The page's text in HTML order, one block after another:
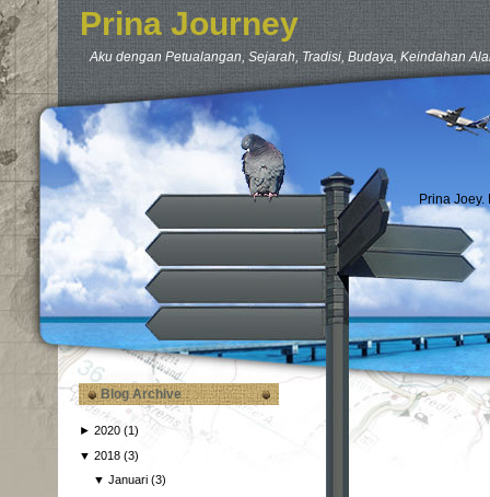
Prina Journey
Aku dengan Petualangan, Sejarah, Tradisi, Budaya, Keindahan
Prina
Blog Archive
► 2020 (1)
▼ 2018 (3)
▼Januari (3)